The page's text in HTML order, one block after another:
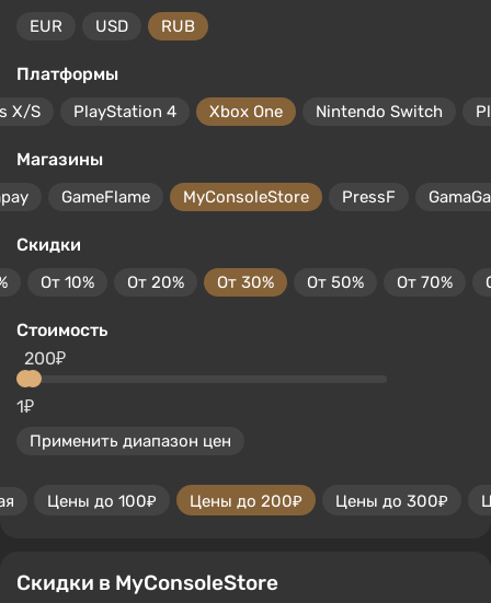
EUR USD RUB
Платформы
X/S PlayStation 4 Xbox One Nintendo Switch
Магазины
GameFlame MyConsoleStore PressF
Скидки
От 10% От 20% От 30% От 50% От 70%
Стоимость
1₽
200₽
Применить диапазон цен
Цены до 100₽ Цены до 200₽ Цены до 300₽
Скидки в MyConsoleStore